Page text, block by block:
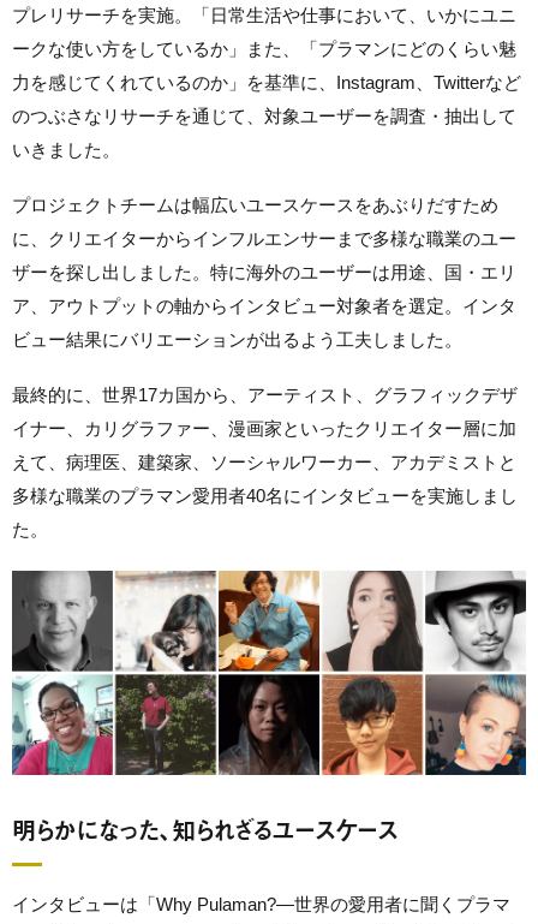
プレリサーチを実施。「日常生活や仕事において、いかにユニ
ークな使い方をしているか」また、「プラマンにどのくらい魅
力を感じてくれているのか」を基準に、Instagram、Twitterなど
のつぶさなリサーチを通じて、対象ユーザーを調査・抽出して
いきました。
プロジェクトチームは幅広いユースケースをあぶりだすため
に、クリエイターからインフルエンサーまで多様な職業のユー
ザーを探し出しました。特に海外のユーザーは用途、国・エリ
ア、アウトプットの軸からインタビュー対象者を選定。インタ
ビュー結果にバリエーションが出るよう工夫しました。
最終的に、世界17カ国から、アーティスト、グラフィックデザ
イナー、カリグラファー、漫画家といったクリエイター層に加
えて、病理医、建築家、ソーシャルワーカー、アカデミストと
多様な職業のプラマン愛用者40名にインタビューを実施しまし
た。
明らかになった、知られざるユースケース
インタビューは「Why Pulaman?―世界の愛用者に聞くプラマ